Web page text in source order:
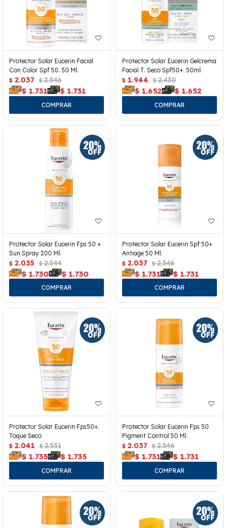
Protector Solar Eucerin Facial
Con Color Spf 50. 50 Ml.
$ 2.037 $ 2.546
$ 1.731 $ 1.731
Protector Solar Eucerin Gelcrema
Facial T. Seco Spf50+. 50ml
$ 1.944 $ 2.430
$ 1.652 $ 1.652
Protector Solar Eucerin Fps 50 +
Sun Spray 200 Ml.
$ 2.035 $ 2.544
$ 1.730 $ 1.730
Protector Solar Eucerin Spf 50+
Antiage 50 Ml.
$ 2.037 $ 2.546
$ 1.731 $ 1.731
Protector Solar Eucerin Fps50+.
Toque Seco
$ 2.041 $ 2.551
$ 1.735 $ 1.735
Protector Solar Eucerin Fps 50
Pigment Control 50 Ml.
$ 2.037 $ 2.546
$ 1.731 $ 1.731